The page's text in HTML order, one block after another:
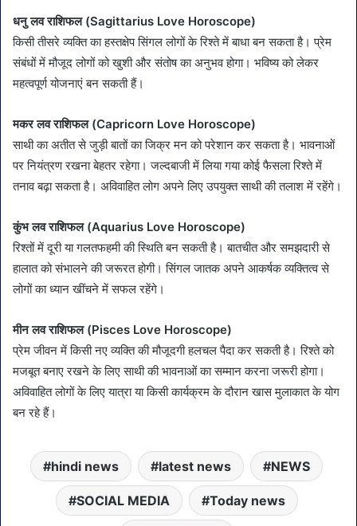
धनु लव राशिफल (Sagittarius Love Horoscope)
किसी तीसरे व्यक्ति का हस्तक्षेप सिंगल लोगों के रिश्ते में बाधा बन सकता है। प्रेम
संबंधों में मौजूद लोगों को खुशी और संतोष का अनुभव होगा। भविष्य को लेकर
महत्वपूर्ण योजनाएं बन सकती हैं।
मकर लव राशिफल (Capricorn Love Horoscope)
साथी का अतीत से जुड़ी बातों का जिक्र मन को परेशान कर सकता है। भावनाओं
पर नियंत्रण रखना बेहतर रहेगा। जल्दबाजी में लिया गया कोई फैसला रिश्ते में
तनाव बढ़ा सकता है। अविवाहित लोग अपने लिए उपयुक्त साथी की तलाश में रहेंगे।
कुंभ लव राशिफल (Aquarius Love Horoscope)
रिश्तों में दूरी या गलतफहमी की स्थिति बन सकती है। बातचीत और समझदारी से
हालात को संभालने की जरूरत होगी। सिंगल जातक अपने आकर्षक व्यक्तित्व से
लोगों का ध्यान खींचने में सफल रहेंगे।
मीन लव राशिफल (Pisces Love Horoscope)
प्रेम जीवन में किसी नए व्यक्ति की मौजूदगी हलचल पैदा कर सकती है। रिश्ते को
मजबूत बनाए रखने के लिए साथी की भावनाओं का सम्मान करना जरूरी होगा।
अविवाहित लोगों के लिए यात्रा या किसी कार्यक्रम के दौरान खास मुलाकात के योग
बन रहे हैं।
hindi news latest news NEWS
SOCIAL MEDIA Today news